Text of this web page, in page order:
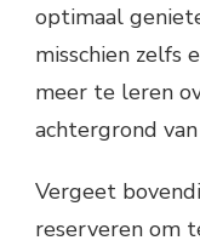
optimaal
misschien zelfs
meer te leren
achtergrond
Vergeet
reserveren om